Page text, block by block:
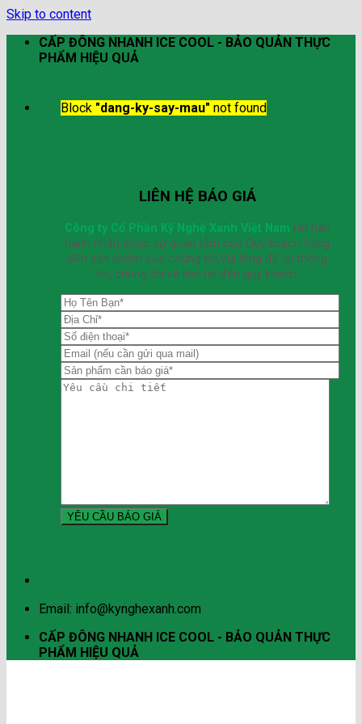
Skip to content
CẤP ĐÔNG NHANH ICE COOL - BẢO QUẢN THỰC
PHẨM HIỆU QUẢ
Block "dang-ky-say-mau" not found
LIÊN HỆ BÁO GIÁ
Công ty Cổ Phần Kỹ Nghệ Xanh Việt Nam rất hân
hạnh nhận được sự quan tâm của Quý khách hàng
đến sản phẩm của chúng tôi.Vui lòng để lại thông
tin, chúng tôi sẽ liên hệ đến quý khách.
Email: info@kynghexanh.com
CẤP ĐÔNG NHANH ICE COOL - BẢO QUẢN THỰC
PHẨM HIỆU QUẢ